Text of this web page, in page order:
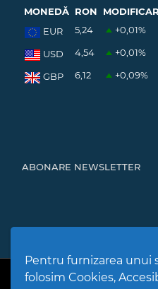
Pentru furnizarea
folosim Cookies,
MONEDĂ RON
EUR
5,24 +0,01%
USD 4,54 +0,01%
GBP 6,12 +0,09%
ABONARE NEWSLETTER
PPW @2026 |Hartă Website